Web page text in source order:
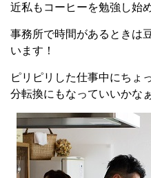
近私もコーヒーを勉強し始
事務所で時間があるときは
います！
ピリピリした仕事中にちょ
分転換にもなっていいかな